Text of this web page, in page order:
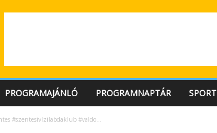
PROGRAMAJÁNLÓ PROGRAMNAPTÁR SPORT
#szentesivízilabdaklub #valdo…